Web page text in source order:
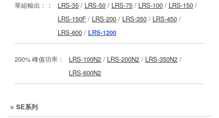
單組輸出：： LRS-35 / LRS-50 / LRS-75 / LRS-100 / LRS-150 /
LRS-150F / LRS-200 / LRS-350 / LRS-450 /
LRS-600 / LRS-1200
200% 峰值功率： LRS-100N2 / LRS-200N2 / LRS-350N2 /
LRS-600N2
SE系列